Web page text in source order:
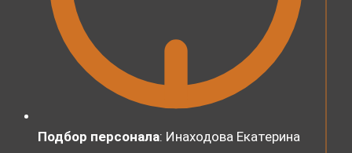
Подбор персонала: Инаходова Екатерина